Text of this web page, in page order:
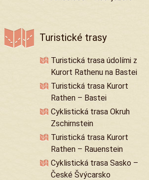
Turistické trasy
Turistická trasa údolími z
Kurort Rathenu na Bastei
Turistická trasa Kurort
Rathen – Bastei
Cyklistická trasa Okruh
Zschirnstein
Turistická trasa Kurort
Rathen – Rauenstein
Cyklistická trasa Sasko –
České Švýcarsko